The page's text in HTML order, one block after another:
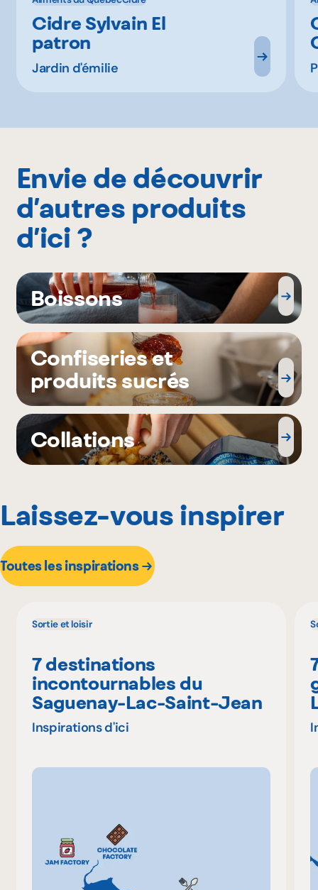
Cidre Sylvain El
patron
Jardin d'émilie
Envie de découvrir
d’autres produits
d’ici ?
Boissons
Confiseries et
produits sucrés
Collations
Laissez-vous inspirer
Toutes les inspirations
Sortie et loisir
7 destinations
incontournables du
Saguenay-Lac-Saint-Jean
Inspirations d'ici